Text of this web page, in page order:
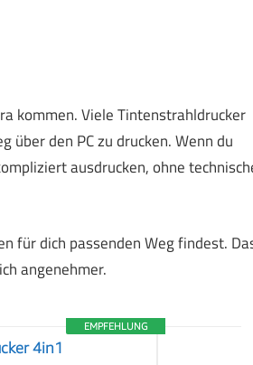
kommen. Viele Tintenstrahldrucker
den PC zu drucken. Wenn du
ausdrucken, ohne
für dich passenden Weg findest.
angenehmer.
EMPFEHLUNG
4in1